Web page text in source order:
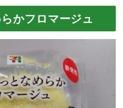
かフロマージュ